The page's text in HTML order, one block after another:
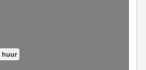
huur